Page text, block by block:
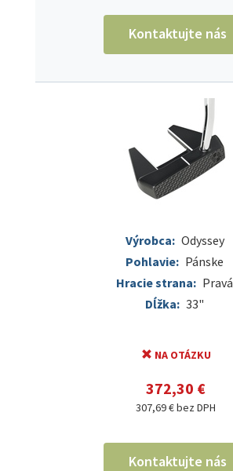
Kontaktujte nás
Výrobca: Odyssey
Pohlavie: Pánske
Hracie strana: Pravá
Dĺžka: 33"
NA OTÁZKU
372,30 €
307,69 € bez DPH
Kontaktujte nás